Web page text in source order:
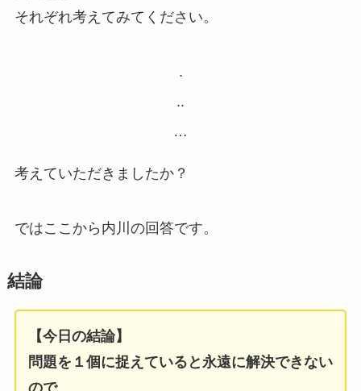
それぞれ考えてみてください。
.
..
…
考えていただきましたか？
ではここから内川の回答です。
結論
【今日の結論】
問題を１個に捉えていると永遠に解決できない